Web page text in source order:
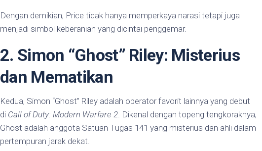
Dengan demikian, Price tidak hanya memperkaya narasi tetapi juga
menjadi simbol keberanian yang dicintai penggemar.
2. Simon “Ghost” Riley: Misterius
dan Mematikan
Kedua, Simon “Ghost” Riley adalah operator favorit lainnya yang debut
di Call of Duty: Modern Warfare 2. Dikenal dengan topeng tengkoraknya,
Ghost adalah anggota Satuan Tugas 141 yang misterius dan ahli dalam
pertempuran jarak dekat.